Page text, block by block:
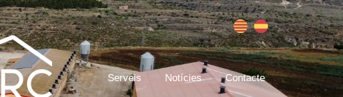
Serveis Notícies Contacte